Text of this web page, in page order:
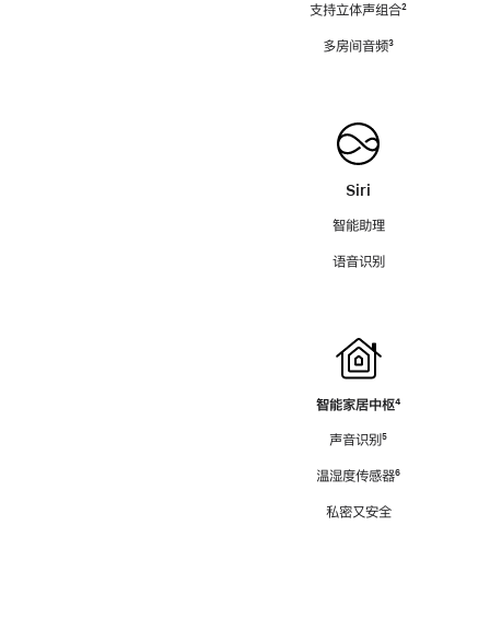
支持立体声组合脚
²
多房间音频脚
³
Siri
智能助理
语音识别
智能家居中枢脚
⁴
声音识别脚
⁵
温湿度传感器脚
⁶
私密又安全